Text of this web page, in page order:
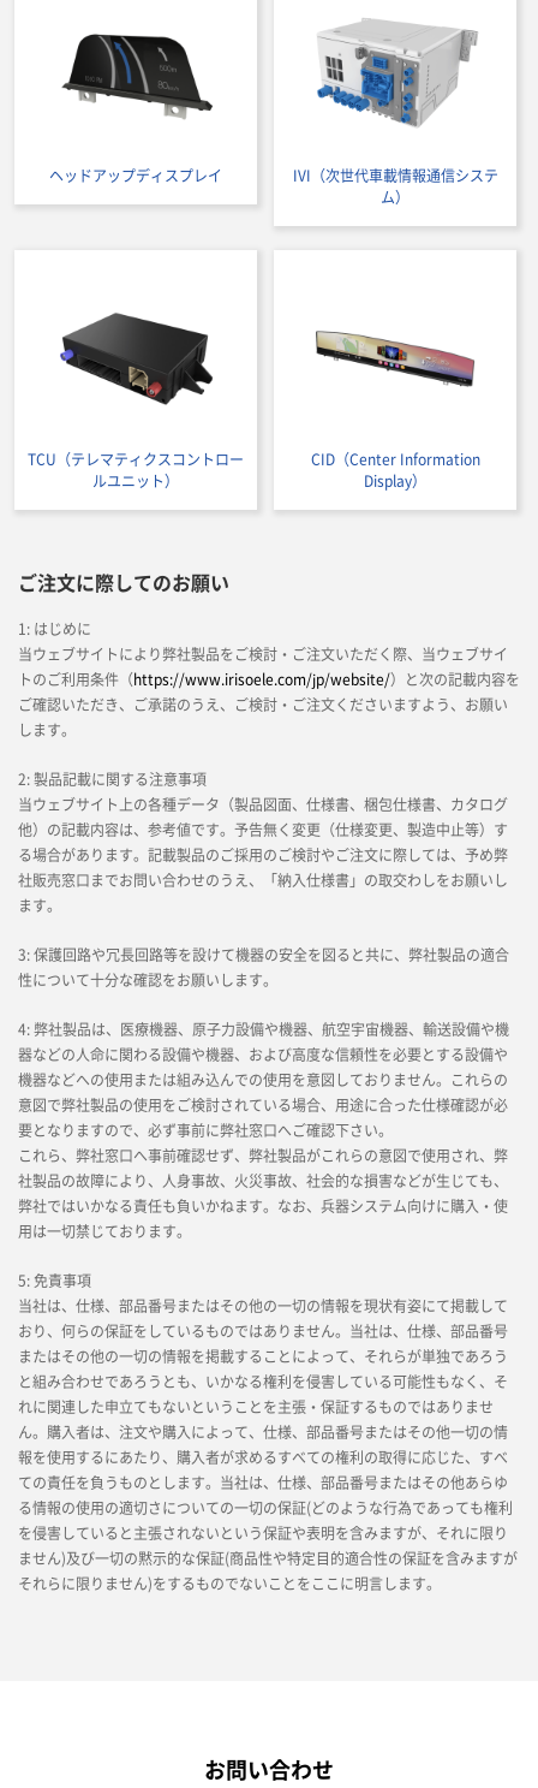
ヘッドアップディスプレイ
IVI（次世代車載情報通信システ
ム）
TCU（テレマティクスコントロー
ルユニット）
CID（Center Information
Display）
ご注文に際してのお願い
1: はじめに
当ウェブサイトにより弊社製品をご検討・ご注文いただく際、当ウェブサイ
トのご利用条件（https://www.irisoele.com/jp/website/）と次の記載内容を
ご確認いただき、ご承諾のうえ、ご検討・ご注文くださいますよう、お願い
します。
2: 製品記載に関する注意事項
当ウェブサイト上の各種データ（製品図面、仕様書、梱包仕様書、カタログ
他）の記載内容は、参考値です。予告無く変更（仕様変更、製造中止等）す
る場合があります。記載製品のご採用のご検討やご注文に際しては、予め弊
社販売窓口までお問い合わせのうえ、「納入仕様書」の取交わしをお願いし
ます。
3: 保護回路や冗長回路等を設けて機器の安全を図ると共に、弊社製品の適合
性について十分な確認をお願いします。
4: 弊社製品は、医療機器、原子力設備や機器、航空宇宙機器、輸送設備や機
器などの人命に関わる設備や機器、および高度な信頼性を必要とする設備や
機器などへの使用または組み込んでの使用を意図しておりません。これらの
意図で弊社製品の使用をご検討されている場合、用途に合った仕様確認が必
要となりますので、必ず事前に弊社窓口へご確認下さい。
これら、弊社窓口へ事前確認せず、弊社製品がこれらの意図で使用され、弊
社製品の故障により、人身事故、火災事故、社会的な損害などが生じても、
弊社ではいかなる責任も負いかねます。なお、兵器システム向けに購入・使
用は一切禁じております。
5: 免責事項
当社は、仕様、部品番号またはその他の一切の情報を現状有姿にて掲載して
おり、何らの保証をしているものではありません。当社は、仕様、部品番号
またはその他の一切の情報を掲載することによって、それらが単独であろう
と組み合わせであろうとも、いかなる権利を侵害している可能性もなく、そ
れに関連した申立てもないということを主張・保証するものではありませ
ん。購入者は、注文や購入によって、仕様、部品番号またはその他一切の情
報を使用するにあたり、購入者が求めるすべての権利の取得に応じた、すべ
ての責任を負うものとします。当社は、仕様、部品番号またはその他あらゆ
る情報の使用の適切さについての一切の保証(どのような行為であっても権利
を侵害していると主張されないという保証や表明を含みますが、それに限り
ません)及び一切の黙示的な保証(商品性や特定目的適合性の保証を含みますが
それらに限りません)をするものでないことをここに明言します。
お問い合わせ